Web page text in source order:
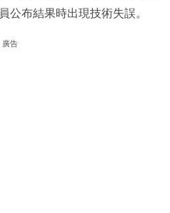
公布結果時出現技術失誤。
廣告